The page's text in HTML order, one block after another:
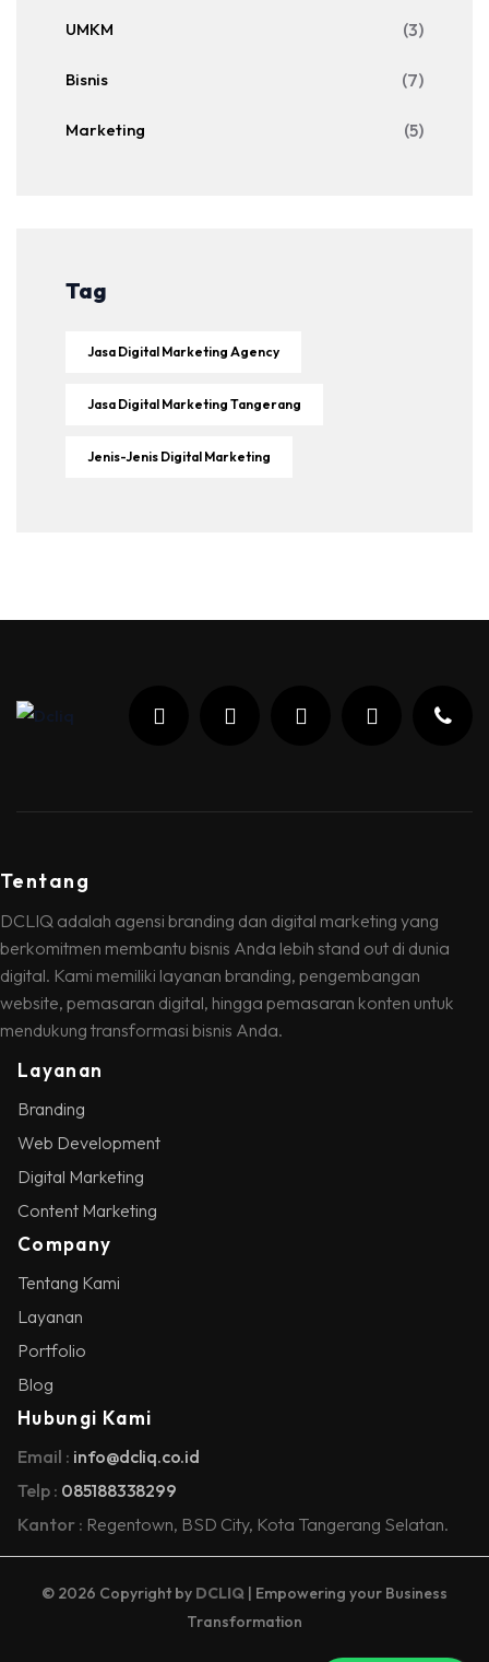
UMKM (3)
Bisnis (7)
Marketing (5)
Tag
Jasa Digital Marketing Agency
Jasa Digital Marketing Tangerang
Jenis-Jenis Digital Marketing
Tentang
DCLIQ adalah agensi branding dan digital marketing yang
berkomitmen membantu bisnis Anda lebih stand out di dunia
digital. Kami memiliki layanan branding, pengembangan
website, pemasaran digital, hingga pemasaran konten untuk
mendukung transformasi bisnis Anda.
Layanan
Branding
Web Development
Digital Marketing
Content Marketing
Company
Tentang Kami
Layanan
Portfolio
Blog
Hubungi Kami
Email : info@dcliq.co.id
Telp : 085188338299
Kantor : Regentown, BSD City, Kota Tangerang Selatan.
© 2026 Copyright by DCLIQ | Empowering your Business
Transformation